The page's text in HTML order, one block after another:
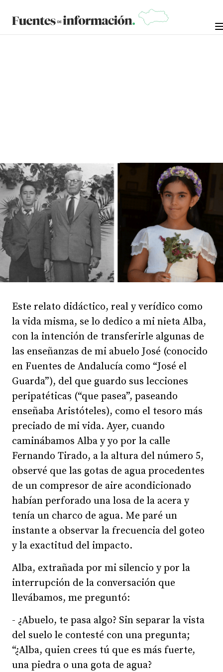
Este relato didáctico, real y verídico como
la vida misma, se lo dedico a mi nieta Alba,
con la intención de transferirle algunas de
las enseñanzas de mi abuelo José (conocido
en Fuentes de Andalucía como “José el
Guarda”), del que guardo sus lecciones
peripatéticas (“que pasea”, paseando
enseñaba Aristóteles), como el tesoro más
preciado de mi vida. Ayer, cuando
caminábamos Alba y yo por la calle
Fernando Tirado, a la altura del número 5,
observé que las gotas de agua procedentes
de un compresor de aire acondicionado
habían perforado una losa de la acera y
tenía un charco de agua. Me paré un
instante a observar la frecuencia del goteo
y la exactitud del impacto.
Alba, extrañada por mi silencio y por la
interrupción de la conversación que
llevábamos, me preguntó:
- ¿Abuelo, te pasa algo? Sin separar la vista
del suelo le contesté con una pregunta;
“¿Alba, quien crees tú que es más fuerte,
una piedra o una gota de agua?